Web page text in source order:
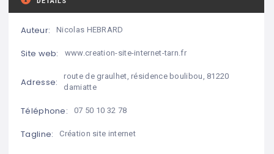
Auteur: Nicolas HEBRARD
Site web: www.creation-site-internet-tarn.fr
Adresse:
route de graulhet, résidence boulibou, 81220
damiatte
Téléphone: 07 50 10 32 78
Tagline: Création site internet